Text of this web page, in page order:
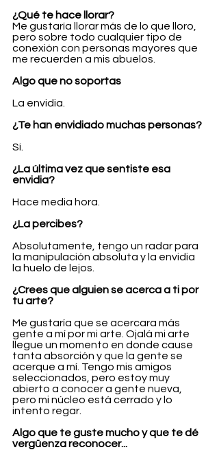
¿Qué te hace llorar?
Me gustaría llorar más de lo que lloro,
pero sobre todo cualquier tipo de
conexión con personas mayores que
me recuerden a mis abuelos.
Algo que no soportas
La envidia.
¿Te han envidiado muchas personas?
Sí.
¿La última vez que sentiste esa
envidia?
Hace media hora.
¿La percibes?
Absolutamente, tengo un radar para
la manipulación absoluta y la envidia
la huelo de lejos.
¿Crees que alguien se acerca a ti por
tu arte?
Me gustaría que se acercara más
gente a mí por mi arte. Ojalá mi arte
llegue un momento en donde cause
tanta absorción y que la gente se
acerque a mí. Tengo mis amigos
seleccionados, pero estoy muy
abierto a conocer a gente nueva,
pero mi núcleo está cerrado y lo
intento regar.
Algo que te guste mucho y que te dé
vergüenza reconocer...